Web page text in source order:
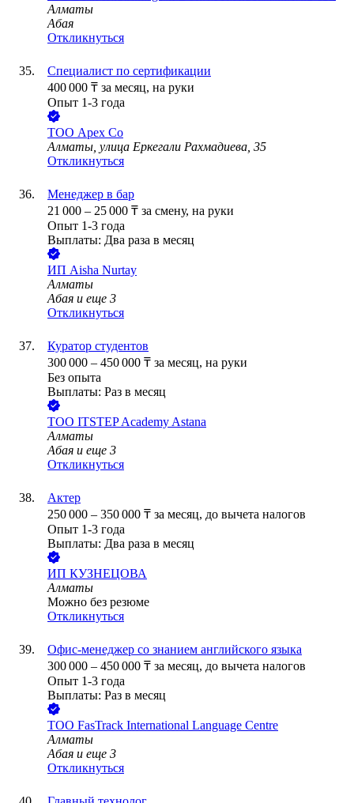
Алматы
Абая
Откликнуться
Специалист по сертификации
400 000 ₸ за месяц, на руки
Опыт 1-3 года
ТОО Apex Co
Алматы, улица Еркегали Рахмадиева, 35
Откликнуться
Менеджер в бар
21 000 – 25 000 ₸ за смену, на руки
Опыт 1-3 года
Выплаты: Два раза в месяц
ИП Aisha Nurtay
Алматы
Абая и еще 3
Откликнуться
Куратор студентов
300 000 – 450 000 ₸ за месяц, на руки
Без опыта
Выплаты: Раз в месяц
ТОО ITSTEP Academy Astana
Алматы
Абая и еще 3
Откликнуться
Актер
250 000 – 350 000 ₸ за месяц, до вычета налогов
Опыт 1-3 года
Выплаты: Два раза в месяц
ИП КУЗНЕЦОВА
Алматы
Можно без резюме
Откликнуться
Офис-менеджер со знанием английского языка
300 000 – 450 000 ₸ за месяц, до вычета налогов
Опыт 1-3 года
Выплаты: Раз в месяц
ТОО FasTrack International Language Centre
Алматы
Абая и еще 3
Откликнуться